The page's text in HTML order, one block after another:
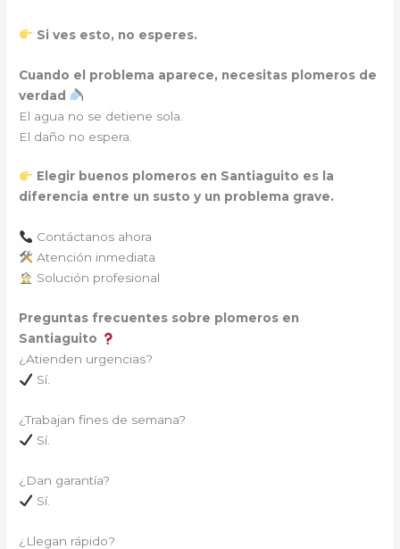
Si ves esto, no esperes.
Cuando el problema aparece, necesitas plomeros de
verdad
El agua no se detiene sola.
El daño no espera.
Elegir buenos plomeros en Santiaguito es la
diferencia entre un susto y un problema grave.
Contáctanos ahora
Atención inmediata
Solución profesional
Preguntas frecuentes sobre plomeros en
Santiaguito
¿Atienden urgencias?
Sí.
¿Trabajan fines de semana?
Sí.
¿Dan garantía?
Sí.
¿Llegan rápido?